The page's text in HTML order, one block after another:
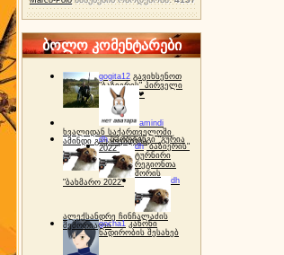
ბოლო კომენტარები
gogita12 გავიხსენოთ
"ბაზიერის" პირველი
ტურნირი ❤
amindi
ხვალიდან საქართველოში
ამინდი გაუარესდება
dh სპორტინგი "გურია
2022"
dh "ბაზიერის"
ტურნირი
რეგიონთა
შორის
"ბახმარო 2022"
dh
ალექსანდრე ჩინჩალაძის
მემორიალიgocha1 კანონი
ნადირობის შესახებ